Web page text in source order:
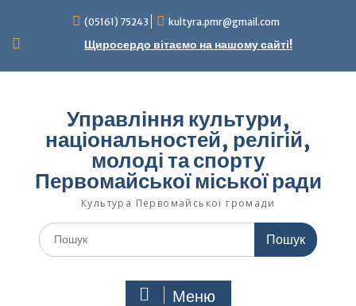
вмісту
(05161) 75243 kultyra.pmr@gmail.com
Щиросердо вітаємо на нашому сайті!
Управління культури,
національностей, релігій,
молоді та спорту
Первомайської міської ради
Культура Первомайcької громади
Шукати:
Меню